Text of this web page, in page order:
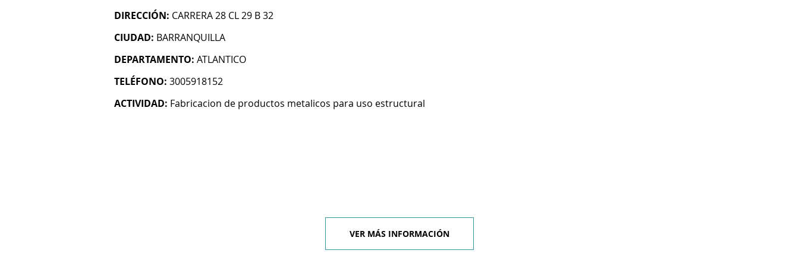
DIRECCIÓN: CARRERA 28 CL 29 B 32
CIUDAD: BARRANQUILLA
DEPARTAMENTO: ATLANTICO
TELÉFONO: 3005918152
ACTIVIDAD: Fabricacion de productos metalicos para uso estructural
VER MÁS INFORMACIÓN